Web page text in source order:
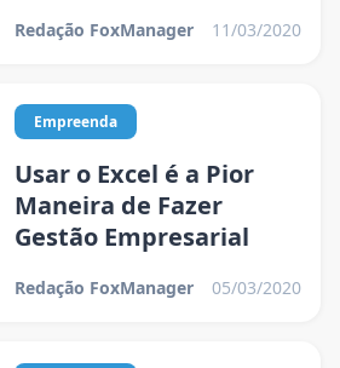
Redação FoxManager 11/03/2020
Empreenda
Usar o Excel é a Pior
Maneira de Fazer
Gestão Empresarial
Redação FoxManager 05/03/2020